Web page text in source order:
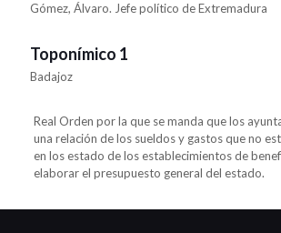
Gómez, Álvaro. Jefe político de Extremadura
Toponímico 1
Badajoz
Real Orden por la que se manda que los
una relación de los sueldos y gastos que no
en los estado de los establecimientos de
elaborar el presupuesto general del estado.